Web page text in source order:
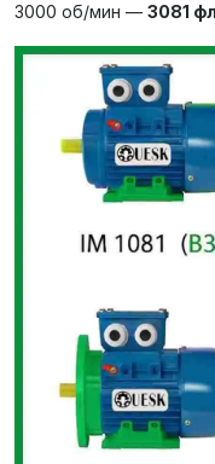
3000 об/мин — 3081